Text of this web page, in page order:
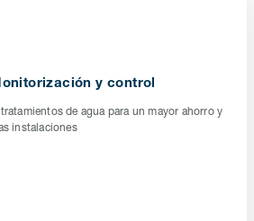
y control
de agua para un mayor ahorro y
instalaciones